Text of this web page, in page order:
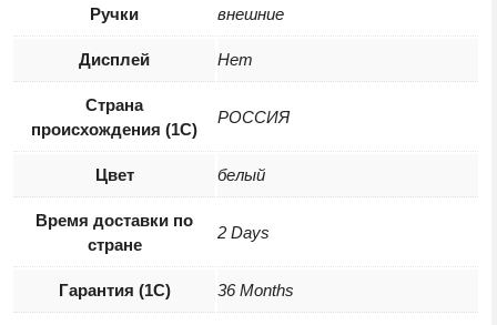
Ручки внешние
Дисплей Нет
Страна
происхождения (1С)
РОССИЯ
Цвет белый
Время доставки по
стране
2 Days
Гарантия (1С) 36 Months